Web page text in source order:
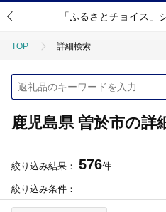
「ふるさとチョイス」
TOP 詳細検索
鹿児島県 曽於市の詳
絞り込み結果： 576件
絞り込み条件：